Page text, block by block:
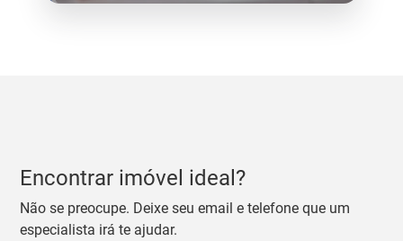
Encontrar imóvel ideal?
Não se preocupe. Deixe seu email e telefone que um
especialista irá te ajudar.